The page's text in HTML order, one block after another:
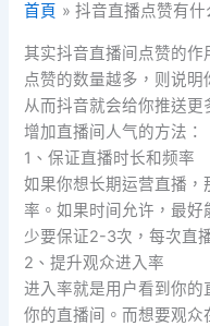
首頁 抖音直播点赞有
其实抖音直播间点赞的作
点赞的数量越多，则说明
从而抖音就会给你推送更
增加直播间人气的方法：
1、保证直播时长和频率
如果你想长期运营直播
率。如果时间允许，最
少要保证2-3次，每次直
2、提升观众进入率
进入率就是用户看到你
你的直播间。而想要观